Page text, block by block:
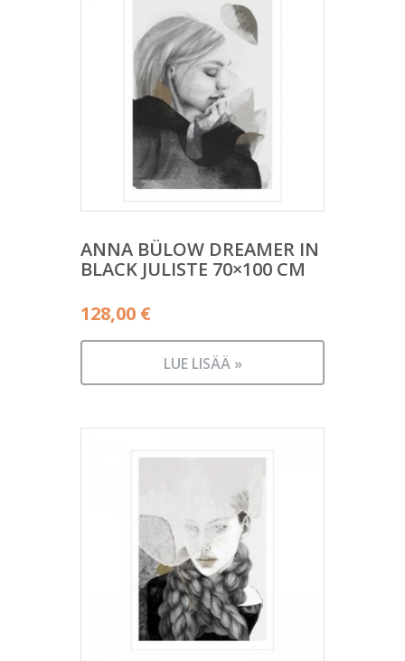
ANNA BÜLOW DREAMER IN
BLACK JULISTE 70×100 CM
128,00 €
LUE LISÄÄ »